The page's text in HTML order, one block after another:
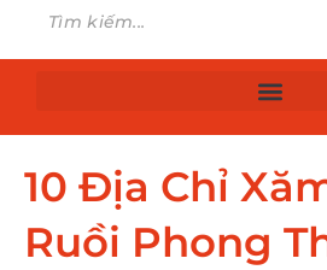
10 Địa Chỉ
Ruồi Phong